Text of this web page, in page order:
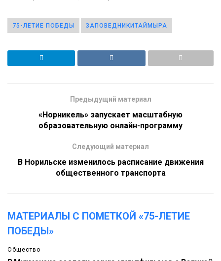
75-ЛЕТИЕ ПОБЕДЫ ЗАПОВЕДНИКИТАЙМЫРА
Предыдущий материал
«Норникель» запускает масштабную
образовательную онлайн-программу
Следующий материал
В Норильске изменилось расписание движения
общественного транспорта
МАТЕРИАЛЫ С ПОМЕТКОЙ «75-ЛЕТИЕ
ПОБЕДЫ»
Общество